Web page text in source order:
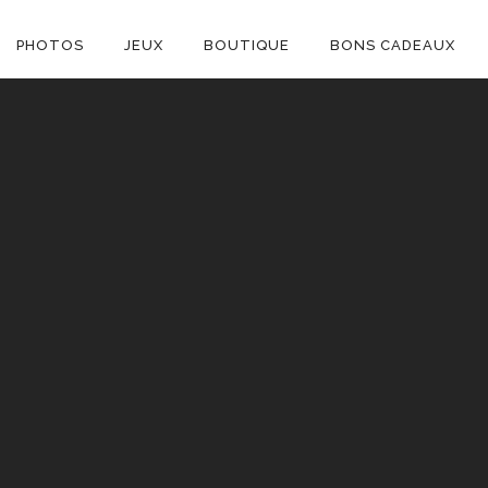
PHOTOS JEUX BOUTIQUE BONS CADEAUX